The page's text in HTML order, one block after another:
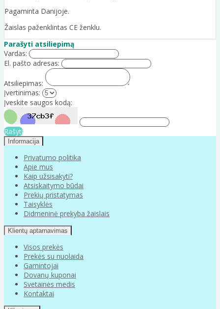
Pagaminta Danijoje.
Žaislas paženklintas CE ženklu.
Parašyti atsiliepimą
Vardas:
El. pašto adresas:
Atsiliepimas:
Įvertinimas:
Įveskite saugos kodą:
Rašyti
Informacija
Privatumo politika
Apie mus
Kaip užsisakyti?
Atsiskaitymo būdai
Prekių pristatymas
Taisyklės
Didmeninė prekyba žaislais
Klientų aptarnavimas
Visos prekės
Prekės su nuolaida
Gamintojai
Dovanų kuponai
Svetainės medis
Kontaktai